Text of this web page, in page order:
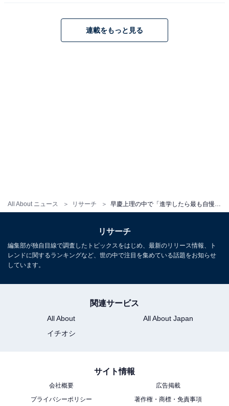
All About ニュース リサーチ
連載をもっと見る
リサーチ
編集部が独自目線で調査したトピックスをはじめ、最新のリリース情報、ト
レンドに関するランキングなど、世の中で注目を集めている話題をお知らせ
しています。
関連サービス
All About
All About Japan
イチオシ
サイト情報
会社概要
広告掲載
プライバシーポリシー
著作権・商標・免責事項